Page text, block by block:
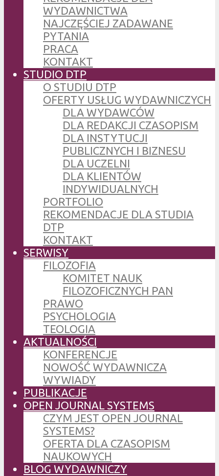
WYDAWNICTWA
NAJCZĘŚCIEJ ZADAWANE
PYTANIA
PRACA
KONTAKT
STUDIO DTP
O STUDIU DTP
OFERTY USŁUG WYDAWNICZYCH
DLA WYDAWCÓW
DLA REDAKCJI CZASOPISM
DLA INSTYTUCJI
PUBLICZNYCH I BIZNESU
DLA UCZELNI
DLA KLIENTÓW
INDYWIDUALNYCH
PORTFOLIO
REKOMENDACJE DLA STUDIA
DTP
KONTAKT
SERWISY
FILOZOFIA
KOMITET NAUK
FILOZOFICZNYCH PAN
PRAWO
PSYCHOLOGIA
TEOLOGIA
AKTUALNOŚCI
KONFERENCJE
NOWOŚĆ WYDAWNICZA
WYWIADY
PUBLIKACJE
OPEN JOURNAL SYSTEMS
CZYM JEST OPEN JOURNAL
SYSTEMS?
OFERTA DLA CZASOPISM
NAUKOWYCH
BLOG WYDAWNICZY